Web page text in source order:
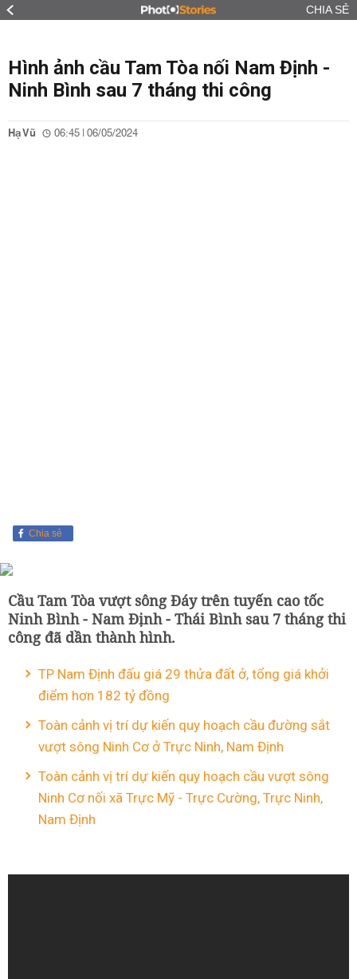
CHIA SẺ
Hình ảnh cầu Tam Tòa nối Nam Định -
Ninh Bình sau 7 tháng thi công
Hạ Vũ 06:45 | 06/05/2024
Chia sẻ
Cầu Tam Tòa vượt sông Đáy trên tuyến cao tốc
Ninh Bình - Nam Định - Thái Bình sau 7 tháng thi
công đã dần thành hình.
TP Nam Định đấu giá 29 thửa đất ở, tổng giá khởi
điểm hơn 182 tỷ đồng
Toàn cảnh vị trí dự kiến quy hoạch cầu đường sắt
vượt sông Ninh Cơ ở Trực Ninh, Nam Định
Toàn cảnh vị trí dự kiến quy hoạch cầu vượt sông
Ninh Cơ nối xã Trực Mỹ - Trực Cường, Trực Ninh,
Nam Định